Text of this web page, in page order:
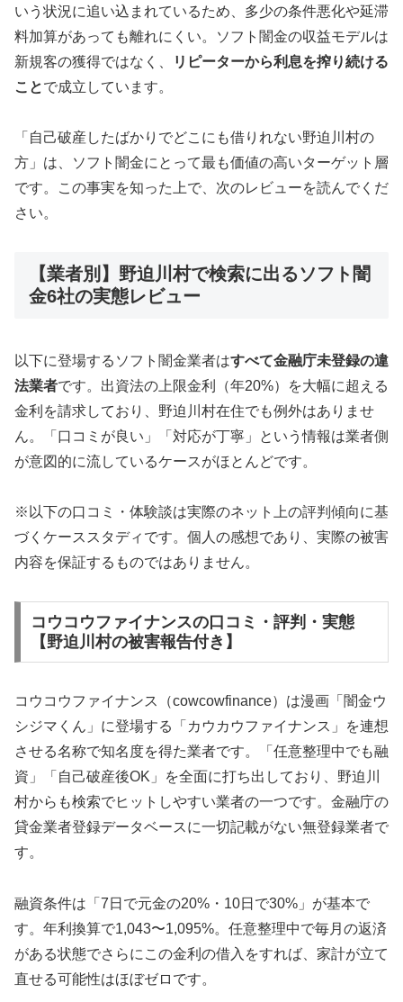
いう状況に追い込まれているため、多少の条件悪化や延滞
料加算があっても離れにくい。ソフト闇金の収益モデルは
新規客の獲得ではなく、
リピーターから利息を搾り続ける
ことで成立しています。
「自己破産したばかりでどこにも借りれない野迫川村の
方」は、ソフト闇金にとって最も価値の高いターゲット層
です。この事実を知った上で、次のレビューを読んでくだ
さい。
【業者別】野迫川村で検索に出るソフト闇
金6社の実態レビュー
以下に登場するソフト闇金業者はすべて金融庁未登録の違
法業者です。出資法の上限金利（年20%）を大幅に超える
金利を請求しており、野迫川村在住でも例外はありませ
ん。「口コミが良い」「対応が丁寧」という情報は業者側
が意図的に流しているケースがほとんどです。
※以下の口コミ・体験談は実際のネット上の評判傾向に基
づくケーススタディです。個人の感想であり、実際の被害
内容を保証するものではありません。
コウコウファイナンスの口コミ・評判・実態
【野迫川村の被害報告付き】
コウコウファイナンス（cowcowfinance）は漫画「闇金ウ
シジマくん」に登場する「カウカウファイナンス」を連想
させる名称で知名度を得た業者です。「任意整理中でも融
資」「自己破産後OK」を全面に打ち出しており、野迫川
村からも検索でヒットしやすい業者の一つです。金融庁の
貸金業者登録データベースに一切記載がない無登録業者で
す。
融資条件は「7日で元金の20%・10日で30%」が基本で
す。年利換算で1,043〜1,095%。任意整理中で毎月の返済
がある状態でさらにこの金利の借入をすれば、家計が立て
直せる可能性はほぼゼロです。